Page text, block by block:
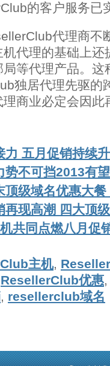
的客户服务已
代理商不
代理的基础上还
等代理产品。这
独居代理先驱的
商业必定会因此
五月促销持续
不可挡2013有
级域名优惠大
现高潮 四大顶
共同点燃八月促
主机,
ResellerClub优惠
, resellerclub域名